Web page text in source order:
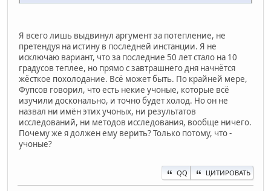
Я всего лишь выдвинул аргумент за потепление, не
претендуя на истину в последней инстанции. Я не
исключаю вариант, что за последние 50 лет стало на 10
градусов теплее, но прямо с завтрашнего дня начнётся
жёсткое похолодание. Всё может быть. По крайней мере,
Фупсов говорил, что есть некие учоные, которые всё
изучили досконально, и точно будет холод. Но он не
назвал ни имён этих учоных, ни результатов
исследований, ни методов исследования, вообще ничего.
Почему же я должен ему верить? Только потому, что -
учоные?
QQ ЦИТИРОВАТЬ